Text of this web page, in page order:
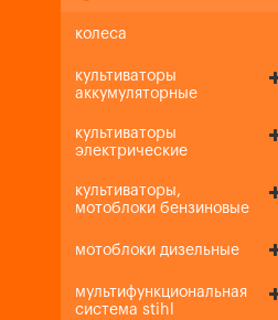
колеса
культиваторы
аккумуляторные
культиваторы
электрические
культиваторы,
мотоблоки бензиновые
мотоблоки дизельные
мультифункциональная
система stihl